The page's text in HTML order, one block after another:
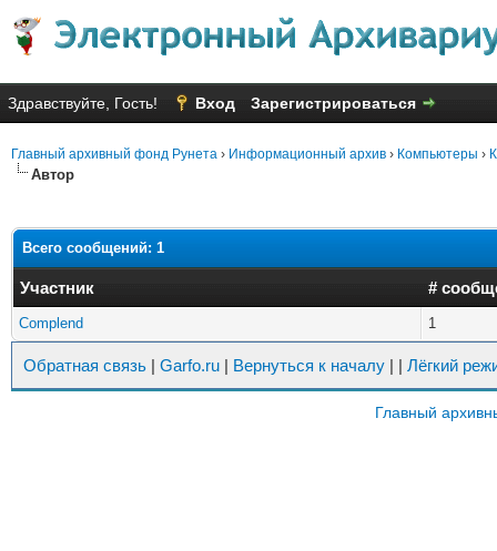
Здравствуйте, Гость! Вход Зарегистрироваться
Главный архивный фонд Рунета › Информационный архив › Компьютеры ›
Автор
Всего сообщений: 1
Участник #
Complend 1
Обратная связь | Garfo.ru | Вернуться к началу | | Лёгкий
Главный